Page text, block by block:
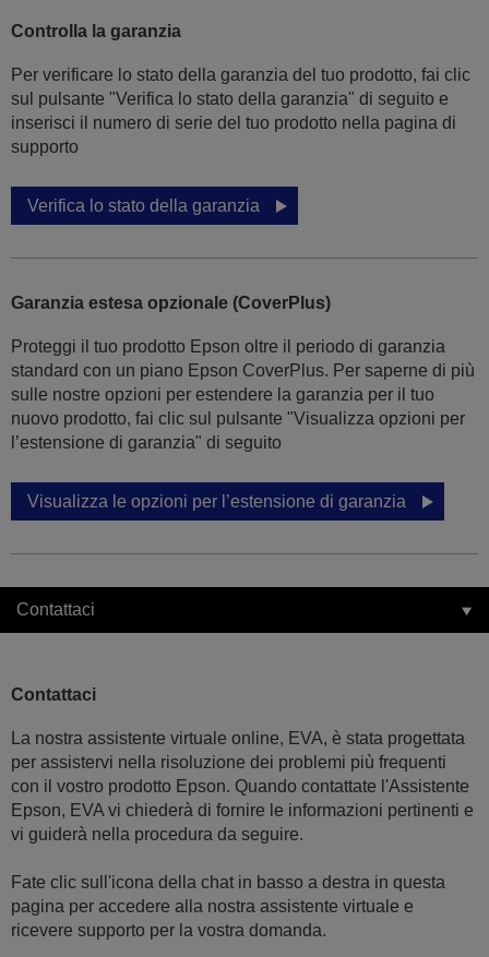
Controlla la garanzia
Per verificare lo stato della garanzia del tuo prodotto, fai clic
sul pulsante "Verifica lo stato della garanzia" di seguito e
inserisci il numero di serie del tuo prodotto nella pagina di
supporto
Verifica lo stato della garanzia
Garanzia estesa opzionale (CoverPlus)
Proteggi il tuo prodotto Epson oltre il periodo di garanzia
standard con un piano Epson CoverPlus. Per saperne di più
sulle nostre opzioni per estendere la garanzia per il tuo
nuovo prodotto, fai clic sul pulsante "Visualizza opzioni per
l’estensione di garanzia" di seguito
Visualizza le opzioni per l’estensione di garanzia
Contattaci
Contattaci
La nostra assistente virtuale online, EVA, è stata progettata
per assistervi nella risoluzione dei problemi più frequenti
con il vostro prodotto Epson. Quando contattate l'Assistente
Epson, EVA vi chiederà di fornire le informazioni pertinenti e
vi guiderà nella procedura da seguire.
Fate clic sull'icona della chat in basso a destra in questa
pagina per accedere alla nostra assistente virtuale e
ricevere supporto per la vostra domanda.